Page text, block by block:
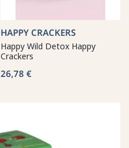
HAPPY CRACKERS
Happy Wild Detox Happy
Crackers
26,78 €